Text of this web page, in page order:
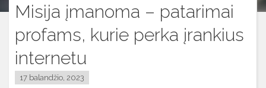
Misija įmanoma – patarimai
profams, kurie perka įrankius
internetu
17 balandžio, 2023